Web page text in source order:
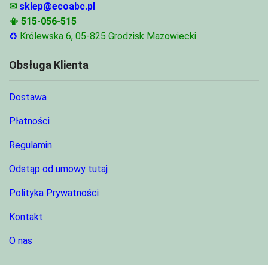
✉ sklep@ecoabc.pl
📳 515-056-515
♻ Królewska 6, 05-825 Grodzisk Mazowiecki
Obsługa Klienta
Dostawa
Płatności
Regulamin
Odstąp od umowy tutaj
Polityka Prywatności
Kontakt
O nas